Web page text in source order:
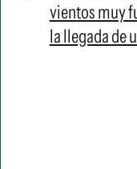
vientos muy
la llegada de